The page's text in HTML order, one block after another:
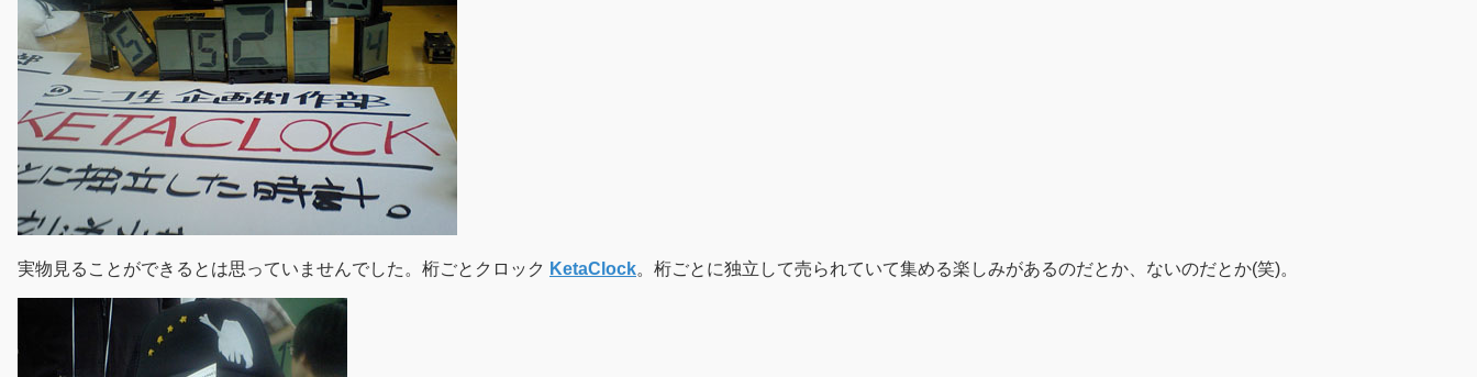
実物見ることができるとは思っていませんでした。桁ごとクロック KetaClock。桁ごとに独立して売られていて集める楽しみがあるのだとか、ないのだとか(笑)。